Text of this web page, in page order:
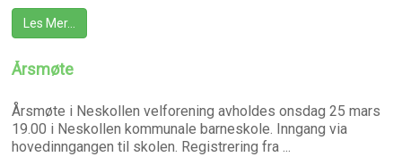
Les Mer…
Årsmøte
Årsmøte i Neskollen velforening avholdes onsdag 25 mars
19.00 i Neskollen kommunale barneskole. Inngang via
hovedinngangen til skolen. Registrering fra ...